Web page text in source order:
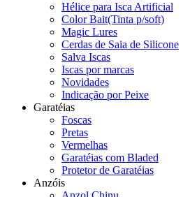
Hélice para Isca Artificial
Color Bait(Tinta p/soft)
Magic Lures
Cerdas de Saia de Silicone
Salva Iscas
Iscas por marcas
Novidades
Indicação por Peixe
Garatéias
Foscas
Pretas
Vermelhas
Garatéias com Bladed
Protetor de Garatéias
Anzóis